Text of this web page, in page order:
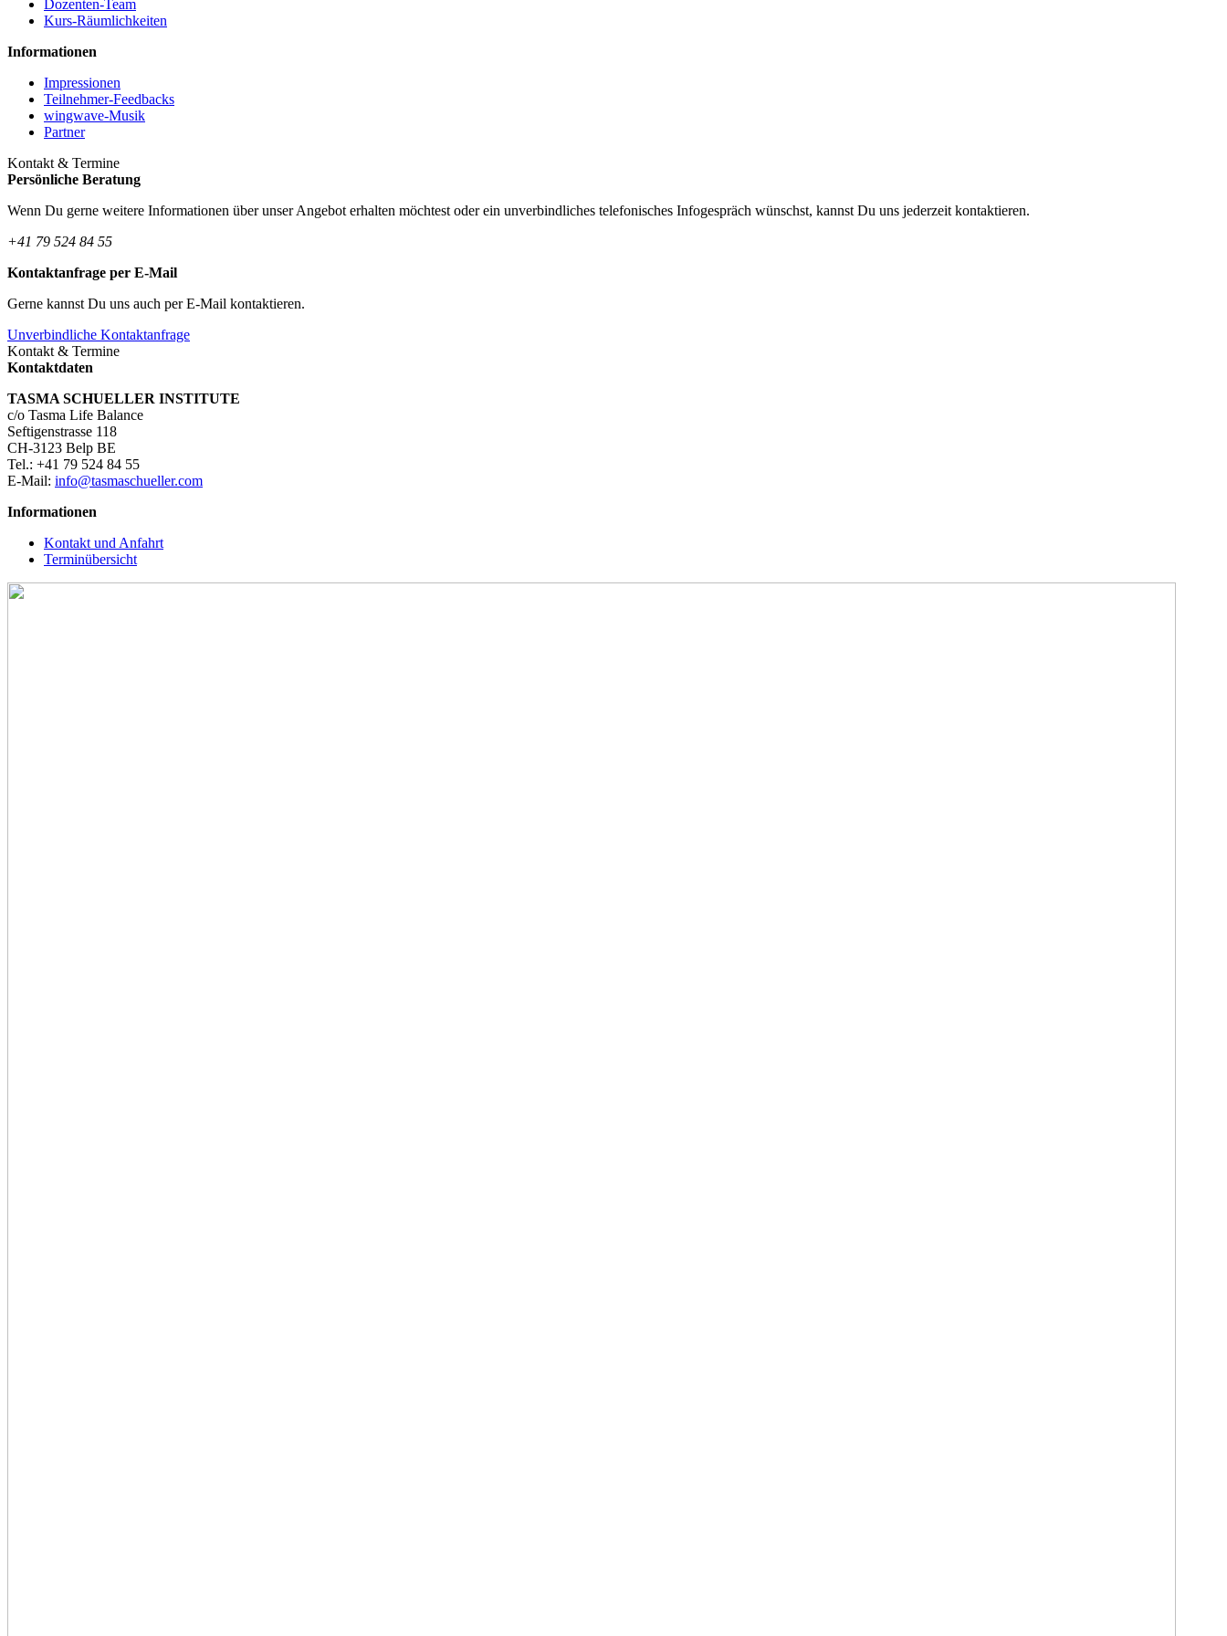
Dozenten-Team
Kurs-Räumlichkeiten
Informationen
Impressionen
Teilnehmer-Feedbacks
wingwave-Musik
Partner
Kontakt & Termine
Persönliche Beratung
Wenn Du gerne weitere Informationen über unser Angebot erhalten möchtest oder ein unverbindliches telefonisches Infogespräch wünschst, kannst Du uns jederzeit kontaktieren.
+41 79 524 84 55
Kontaktanfrage per E-Mail
Gerne kannst Du uns auch per E-Mail kontaktieren.
Unverbindliche Kontaktanfrage
Kontakt & Termine
Kontaktdaten
TASMA SCHUELLER INSTITUTE
c/o Tasma Life Balance
Seftigenstrasse 118
CH-3123 Belp BE
Tel.: +41 79 524 84 55
E-Mail: info@tasmaschueller.com
Informationen
Kontakt und Anfahrt
Terminübersicht